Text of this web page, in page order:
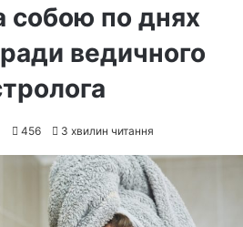
собою по днях
ведичного
456 3 хвилин читання